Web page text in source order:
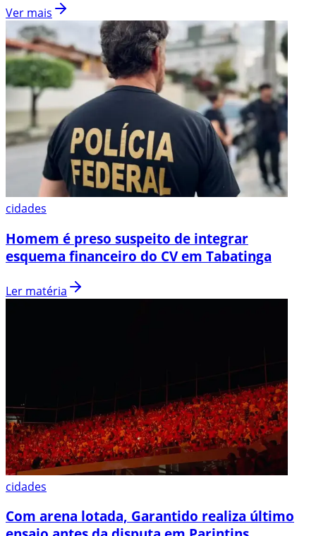
Ver mais
cidades
Homem é preso suspeito de integrar
esquema financeiro do CV em Tabatinga
Ler matéria
cidades
Com arena lotada, Garantido realiza último